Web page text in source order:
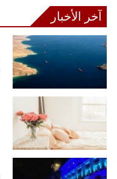
آخر الأخبار